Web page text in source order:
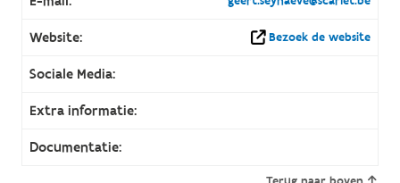
Website: Bezoek de website
Sociale Media:
Extra informatie:
Documentatie: